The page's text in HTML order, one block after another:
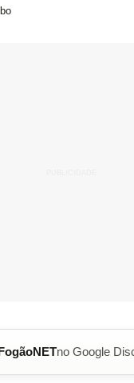
no Google